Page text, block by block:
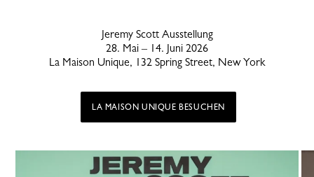
Jeremy Scott Ausstellung
28. Mai – 14. Juni 2026
La Maison Unique, 132 Spring Street, New York
LA MAISON UNIQUE BESUCHEN